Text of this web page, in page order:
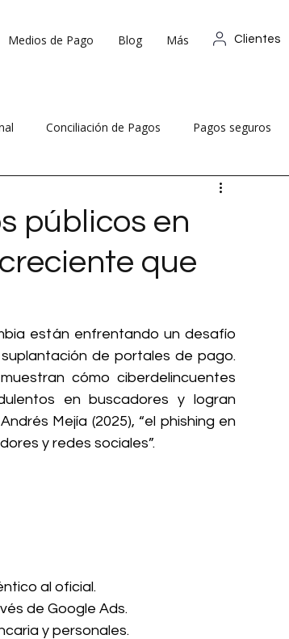
Medios de Pago Blog Más Clientes
Conciliación de Pagos Pagos seguros
públicos en
que
están enfrentando un desafío
de portales de pago.
cómo ciberdelincuentes
en buscadores y logran
Mejía (2025), “el phishing en
y redes sociales”.
al oficial.
de Google Ads.
y personales.